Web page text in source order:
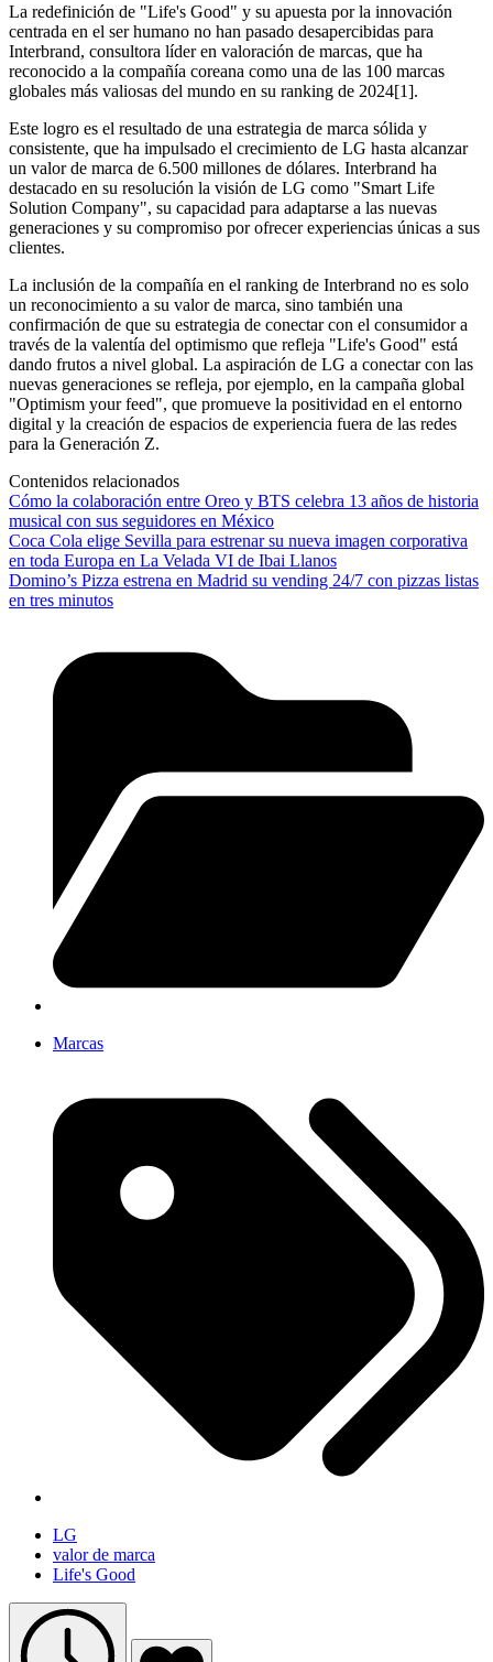
La redefinición de "Life's Good" y su apuesta por la innovación
centrada en el ser humano no han pasado desapercibidas para
Interbrand, consultora líder en valoración de marcas, que ha
reconocido a la compañía coreana como una de las 100 marcas
globales más valiosas del mundo en su ranking de 2024[1].
Este logro es el resultado de una estrategia de marca sólida y
consistente, que ha impulsado el crecimiento de LG hasta alcanzar
un valor de marca de 6.500 millones de dólares. Interbrand ha
destacado en su resolución la visión de LG como "Smart Life
Solution Company", su capacidad para adaptarse a las nuevas
generaciones y su compromiso por ofrecer experiencias únicas a sus
clientes.
La inclusión de la compañía en el ranking de Interbrand no es solo
un reconocimiento a su valor de marca, sino también una
confirmación de que su estrategia de conectar con el consumidor a
través de la valentía del optimismo que refleja "Life's Good" está
dando frutos a nivel global. La aspiración de LG a conectar con las
nuevas generaciones se refleja, por ejemplo, en la campaña global
"Optimism your feed", que promueve la positividad en el entorno
digital y la creación de espacios de experiencia fuera de las redes
para la Generación Z.
Contenidos relacionados
Cómo la colaboración entre Oreo y BTS celebra 13 años de historia
musical con sus seguidores en México
Coca Cola elige Sevilla para estrenar su nueva imagen corporativa
en toda Europa en La Velada VI de Ibai Llanos
Domino’s Pizza estrena en Madrid su vending 24/7 con pizzas listas
en tres minutos
Marcas
LG
valor de marca
Life's Good